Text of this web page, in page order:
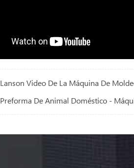
Lanson Video De La Máquina De
Preforma De Animal Doméstico -